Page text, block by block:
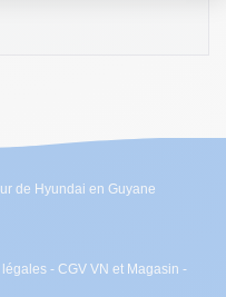
de Hyundai en Guyane
légales- CGV VN et Magasin -